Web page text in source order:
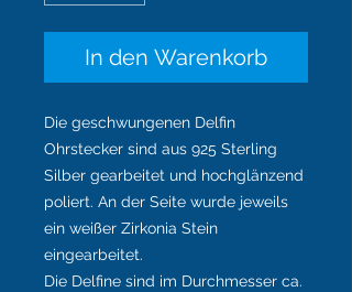
In den Warenkorb
Die geschwungenen Delfin
Ohrstecker sind aus 925 Sterling
Silber gearbeitet und hochglänzend
poliert. An der Seite wurde jeweils
ein weißer Zirkonia Stein
eingearbeitet.
Die Delfine sind im Durchmesser ca.